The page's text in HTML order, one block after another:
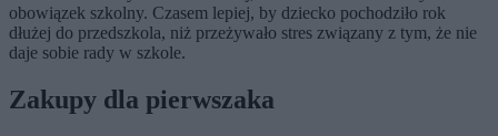
obowiązek szkolny. Czasem lepiej, by dziecko pochodziło rok
dłużej do przedszkola, niż przeżywało stres związany z tym, że nie
daje sobie rady w szkole.
Zakupy dla pierwszaka